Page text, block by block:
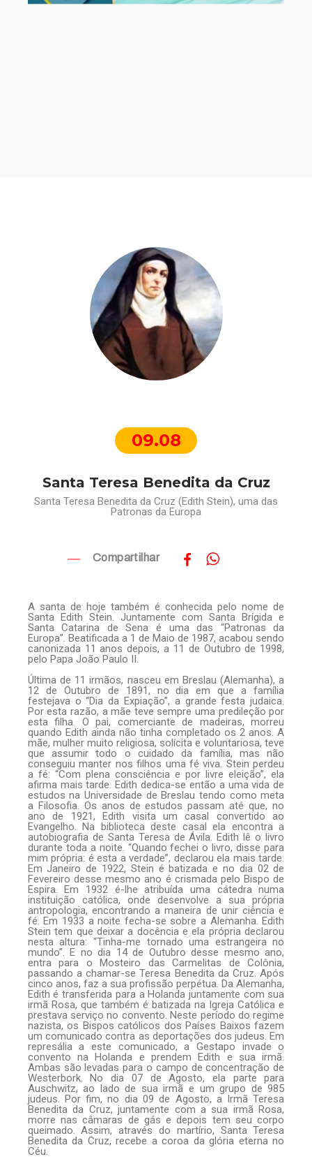
09.08
Santa Teresa Benedita da Cruz
Santa Teresa Benedita da Cruz (Edith Stein), uma das
Patronas da Europa
Compartilhar
A santa de hoje também é conhecida pelo nome de
Santa Edith Stein. Juntamente com Santa Brígida e
Santa Catarina de Sena é uma das “Patronas da
Europa”. Beatificada a 1 de Maio de 1987, acabou sendo
canonizada 11 anos depois, a 11 de Outubro de 1998,
pelo Papa João Paulo II.
Última de 11 irmãos, nasceu em Breslau (Alemanha), a
12 de Outubro de 1891, no dia em que a família
festejava o “Dia da Expiação”, a grande festa judaica.
Por esta razão, a mãe teve sempre uma predileção por
esta filha. O pai, comerciante de madeiras, morreu
quando Edith ainda não tinha completado os 2 anos. A
mãe, mulher muito religiosa, solícita e voluntariosa, teve
que assumir todo o cuidado da família, mas não
conseguiu manter nos filhos uma fé viva. Stein perdeu
a fé: “Com plena consciência e por livre eleição”, ela
afirma mais tarde. Edith dedica-se então a uma vida de
estudos na Universidade de Breslau tendo como meta
a Filosofia. Os anos de estudos passam até que, no
ano de 1921, Edith visita um casal convertido ao
Evangelho. Na biblioteca deste casal ela encontra a
autobiografia de Santa Teresa de Ávila. Edith lê o livro
durante toda a noite. “Quando fechei o livro, disse para
mim própria: é esta a verdade”, declarou ela mais tarde.
Em Janeiro de 1922, Stein é batizada e no dia 02 de
Fevereiro desse mesmo ano é crismada pelo Bispo de
Espira. Em 1932 é-lhe atribuída uma cátedra numa
instituição católica, onde desenvolve a sua própria
antropologia, encontrando a maneira de unir ciência e
fé. Em 1933 a noite fecha-se sobre a Alemanha. Edith
Stein tem que deixar a docência e ela própria declarou
nesta altura: “Tinha-me tornado uma estrangeira no
mundo”. E no dia 14 de Outubro desse mesmo ano,
entra para o Mosteiro das Carmelitas de Colônia,
passando a chamar-se Teresa Benedita da Cruz. Após
cinco anos, faz a sua profissão perpétua. Da Alemanha,
Edith é transferida para a Holanda juntamente com sua
irmã Rosa, que também é batizada na Igreja Católica e
prestava serviço no convento. Neste período do regime
nazista, os Bispos católicos dos Países Baixos fazem
um comunicado contra as deportações dos judeus. Em
represália a este comunicado, a Gestapo invade o
convento na Holanda e prendem Edith e sua irmã.
Ambas são levadas para o campo de concentração de
Westerbork. No dia 07 de Agosto, ela parte para
Auschwitz, ao lado de sua irmã e um grupo de 985
judeus. Por fim, no dia 09 de Agosto, a Irmã Teresa
Benedita da Cruz, juntamente com a sua irmã Rosa,
morre nas câmaras de gás e depois tem seu corpo
queimado. Assim, através do martírio, Santa Teresa
Benedita da Cruz, recebe a coroa da glória eterna no
Céu.